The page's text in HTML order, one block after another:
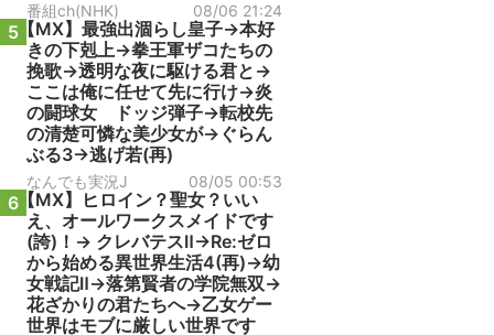
番組ch(NHK) 08/06 21:24
5【MX】最強出涸らし皇子→本好
きの下剋上→拳王軍ザコたちの
挽歌→透明な夜に駆ける君と→
ここは俺に任せて先に行け→炎
の闘球女 ドッジ弾子→転校先
の清楚可憐な美少女が→ぐらん
ぶる3→逃げ若(再)
なんでも実況J 08/05 00:53
6【MX】ヒロイン？聖女？いい
え、オールワークスメイドです
(誇)！→ クレバテスⅡ→Re:ゼロ
から始める異世界生活4(再)→幼
女戦記Ⅱ→落第賢者の学院無双→
花ざかりの君たちへ→乙女ゲー
世界はモブに厳しい世界です